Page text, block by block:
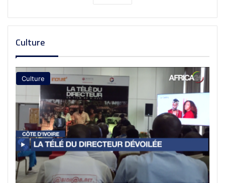
Culture
Culture